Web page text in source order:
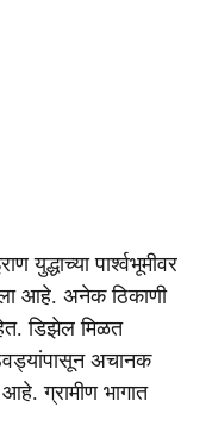
पार्श्वभूमीवर
आहे. अनेक ठिकाणी
डिझेल मिळत
अचानक
ग्रामीण भागात